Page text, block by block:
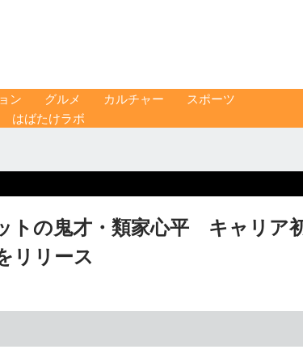
ン グルメ カルチャー
スポーツ
はばたけラボ
トの鬼才・類家心平 キャリア
リリース